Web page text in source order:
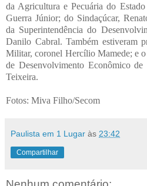
da Agricultura e Pecuária do
Guerra Júnior; do Sindaçúcar,
da Superintendência do
Danilo Cabral. Também estiveram
Militar, coronel Hercílio Mamede; e
de Desenvolvimento Econômico
Teixeira.
Fotos: Miva Filho/Secom
Paulista em 1 Lugar às 23:42
Compartilhar